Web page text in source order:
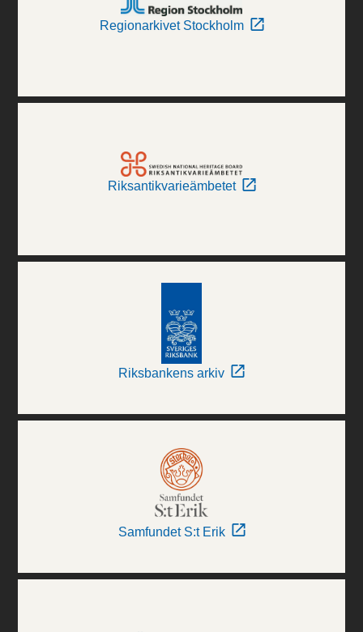
Regionarkivet Stockholm
Riksantikvarieämbetet
Riksbankens arkiv
Samfundet S:t Erik